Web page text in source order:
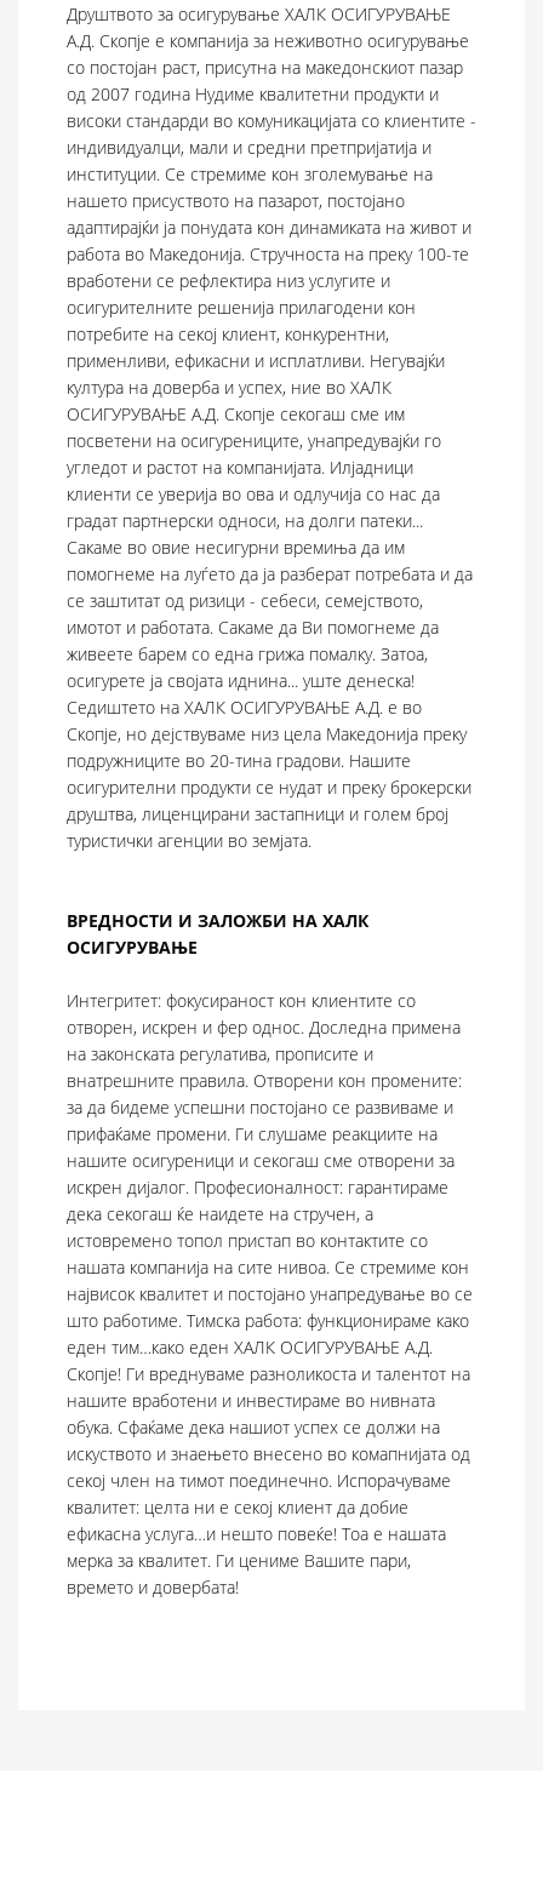
ИНФОРМАЦИИ
ФИЛИЈАЛИ
ШТЕТИ
ПОЛИСА
КОНТАКТ
ИНФОРМАЦИИ
ФИЛИЈАЛИ
ШТЕТИ
ПОЛИСА
КОНТАКТ
Друштвото за осигурување ХАЛК ОСИГУРУВАЊЕ
А.Д. Скопје е компанија за неживотно осигурување
со постојан раст, присутна на македонскиот пазар
од 2007 година Нудиме квалитетни продукти и
високи стандарди во комуникацијата со клиентите -
индивидуалци, мали и средни претпријатија и
институции. Се стремиме кон зголемување на
нашето присуството на пазарот, постојано
адаптирајќи ја понудата кон динамиката на живот и
работа во Македонија. Стручноста на преку 100-те
вработени се рефлектира низ услугите и
осигурителните решенија прилагодени кон
потребите на секој клиент, конкурентни,
применливи, ефикасни и исплатливи. Негувајќи
култура на доверба и успех, ние во ХАЛК
ОСИГУРУВАЊЕ А.Д. Скопје секогаш сме им
посветени на осигурениците, унапредувајќи го
угледот и растот на компанијата. Илјадници
клиенти се уверија во ова и одлучија со нас да
градат партнерски односи, на долги патеки...
Сакаме во овие несигурни времиња да им
помогнеме на луѓето да ја разберат потребата и да
се заштитат од ризици - себеси, семејството,
имотот и работата. Сакаме да Ви помогнеме да
живеете барем со една грижа помалку. Затоа,
осигурете ја својата иднина... уште денеска!
Седиштето на ХАЛК ОСИГУРУВАЊЕ А.Д. е во
Скопје, но дејствуваме низ цела Македонија преку
подружниците во 20-тина градови. Нашите
осигурителни продукти се нудат и преку брокерски
друштва, лиценцирани застапници и голем број
туристички агенции во земјата.
ВРЕДНОСТИ И ЗАЛОЖБИ НА ХАЛК
ОСИГУРУВАЊЕ
Интегритет: фокусираност кон клиентите со
отворен, искрен и фер однос. Доследна примена
на законската регулатива, прописите и
внатрешните правила. Отворени кон промените:
за да бидеме успешни постојано се развиваме и
прифаќаме промени. Ги слушаме реакциите на
нашите осигуреници и секогаш сме отворени за
искрен дијалог. Професионалност: гарантираме
дека секогаш ќе наидете на стручен, а
истовремено топол пристап во контактите со
нашата компанија на сите нивоа. Се стремиме кон
највисок квалитет и постојано унапредување во се
што работиме. Тимска работа: функционираме како
еден тим…како еден ХАЛК ОСИГУРУВАЊЕ А.Д.
Скопје! Ги вреднуваме разноликоста и талентот на
нашите вработени и инвестираме во нивната
обука. Сфаќаме дека нашиот успех се должи на
искуството и знаењето внесено во комапнијата од
секој член на тимот поединечно. Испорачуваме
квалитет: целта ни е секој клиент да добие
ефикасна услуга…и нешто повеќе! Тоа е нашата
мерка за квалитет. Ги цениме Вашите пари,
времето и довербата!